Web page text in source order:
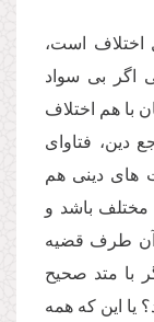
اختلاف است،
اگر بى سواد
با هم اختلاف
دین، فتاواى
هاى دینى هم
باشد و
آن طرف قضیه
با متد صحیح
یا این كه همه